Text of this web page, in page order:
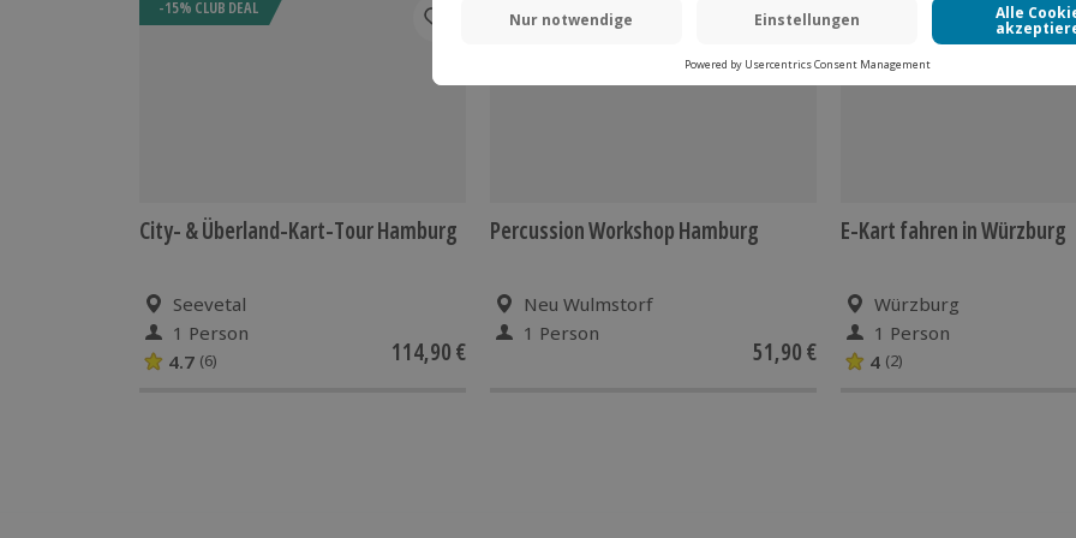
-15% CLUB DEAL
City- & Überland-Kart-Tour Hamburg
Seevetal
1 Person
4.7 (6) 114,90 €
Percussion Workshop Hamburg
Neu Wulmstorf
1 Person
51,90 €
E-Kart fahren in Würzburg
Würzburg
1 Person
4 (2)